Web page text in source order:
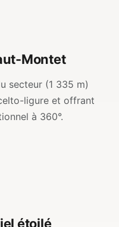
Montet
secteur (1 335 m)
ligure et offrant
à 360°.
étoilé